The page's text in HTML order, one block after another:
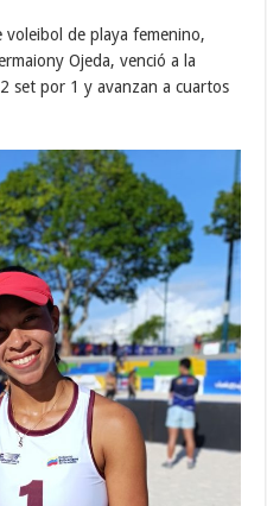
voleibol de playa femenino,
Ojeda, venció a la
set por 1 y avanzan a cuartos